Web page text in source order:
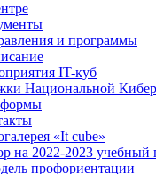
и программы
IT-куб
Национальной
«It cube»
на 2022-2023 учебный
профориентации